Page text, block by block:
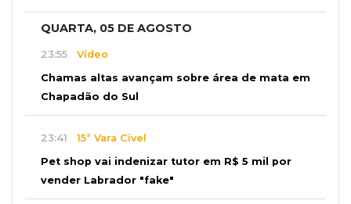
QUARTA, 05 DE AGOSTO
23:55 Vídeo
Chamas altas avançam sobre área de mata em
Chapadão do Sul
23:41 15ª Vara Cível
Pet shop vai indenizar tutor em R$ 5 mil por
vender Labrador "fake"